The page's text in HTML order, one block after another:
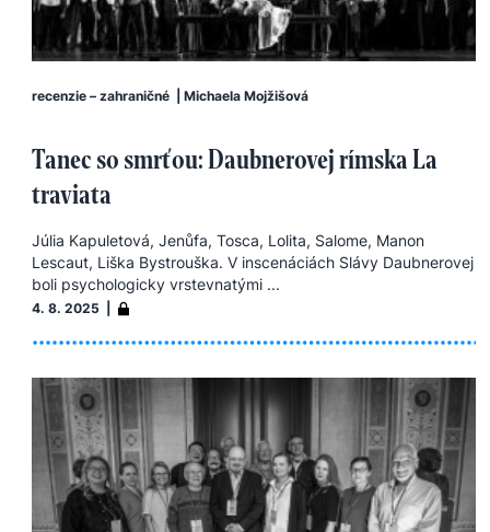
recenzie – zahraničné Michaela Mojžišová
Tanec so smrťou: Daubnerovej rímska La
traviata
Júlia Kapuletová, Jenůfa, Tosca, Lolita, Salome, Manon
Lescaut, Liška Bystrouška. V inscenáciách Slávy Daubnerovej
boli psychologicky vrstevnatými ...
4. 8. 2025 |